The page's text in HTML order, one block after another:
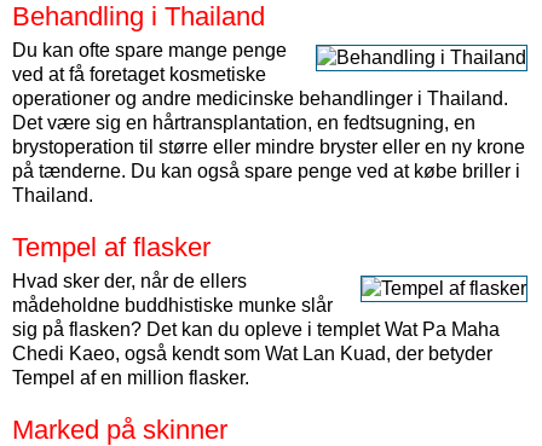
Behandling i Thailand
Du kan ofte spare mange penge
ved at få foretaget kosmetiske
operationer og andre medicinske behandlinger i Thailand.
Det være sig en hårtransplantation, en fedtsugning, en
brystoperation til større eller mindre bryster eller en ny krone
på tænderne. Du kan også spare penge ved at købe briller i
Thailand.
Tempel af flasker
Hvad sker der, når de ellers
mådeholdne buddhistiske munke slår
sig på flasken? Det kan du opleve i templet Wat Pa Maha
Chedi Kaeo, også kendt som Wat Lan Kuad, der betyder
Tempel af en million flasker.
Marked på skinner